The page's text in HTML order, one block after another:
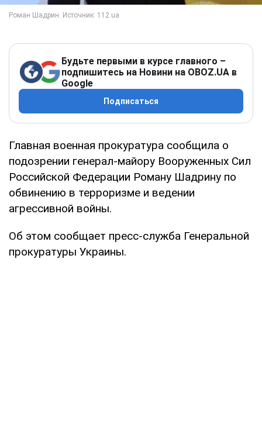
Будьте первыми в курсе главного –
подпишитесь на Новини на OBOZ.UA в
Google
Подписаться
Главная военная прокуратура сообщила о
подозрении генерал-майору Вооруженных Сил
Российской Федерации Роману Шадрину по
обвинению в терроризме и ведении
агрессивной войны.
Об этом сообщает пресс-служба Генеральной
прокуратуры Украины.